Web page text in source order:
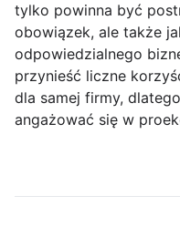
tylko powinna być
obowiązek, ale także
odpowiedzialnego
przynieść liczne
dla samej firmy,
angażować się w